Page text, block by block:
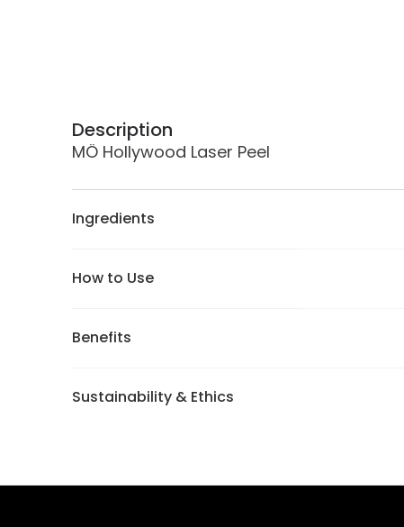
Description
MÖ Hollywood Laser Peel
Ingredients
How to Use
Benefits
Sustainability & Ethics